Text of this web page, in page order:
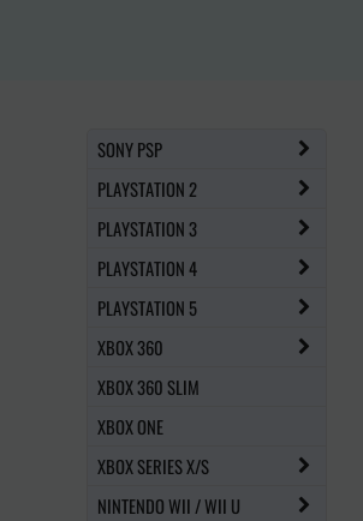
SONY PSP
PLAYSTATION 2
PLAYSTATION 3
PLAYSTATION 4
PLAYSTATION 5
XBOX 360
XBOX 360 SLIM
XBOX ONE
XBOX SERIES X/S
NINTENDO WII / WII U